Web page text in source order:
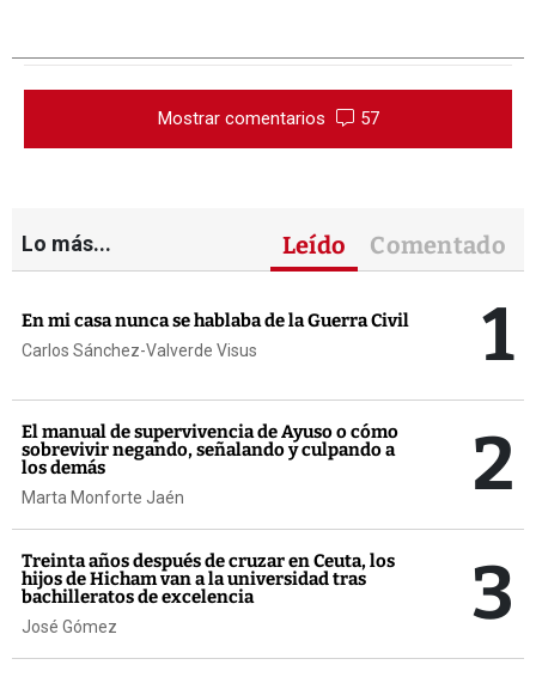
Mostrar comentarios 57
Lo más... Leído Comentado
En mi casa nunca se hablaba de la Guerra Civil
Carlos Sánchez-Valverde Visus 1
El manual de supervivencia de Ayuso o cómo
sobrevivir negando, señalando y culpando a
los demás
Marta Monforte Jaén 2
Treinta años después de cruzar en Ceuta, los
hijos de Hicham van a la universidad tras
bachilleratos de excelencia
José Gómez 3